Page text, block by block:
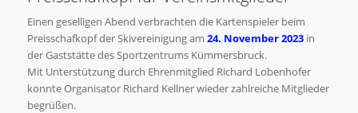
Einen geselligen Abend verbrachten die Kartenspieler beim
Preisschafkopf der Skivereinigung am 24. November 2023in
der Gaststätte des Sportzentrums Kümmersbruck.
Mit Unterstützung durch Ehrenmitglied Richard Lobenhofer
konnte Organisator Richard Kellner wieder zahlreiche Mitglieder
begrüßen.